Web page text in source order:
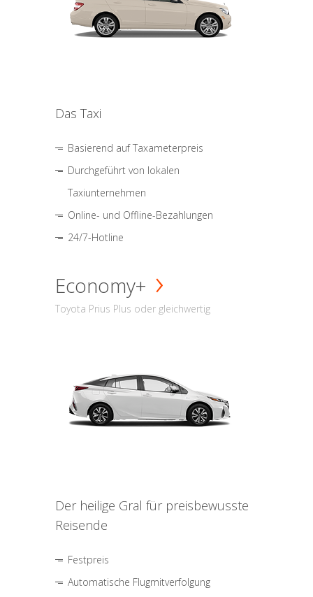
Das Taxi
Basierend auf Taxameterpreis
Durchgeführt von lokalen
Taxiunternehmen
Online- und Offline-Bezahlungen
24/7-Hotline
Economy+
Toyota Prius Plus oder gleichwertig
Der heilige Gral für preisbewusste
Reisende
Festpreis
Automatische Flugmitverfolgung